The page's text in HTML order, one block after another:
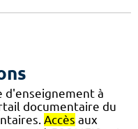
à
documentaire du
Accès aux